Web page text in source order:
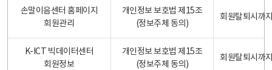
손말이음센터 홈페이지
회원관리
개인정보 보호법 제15조
(정보주체 동의)
회원탈퇴시까
K-ICT 빅데이터센터
회원정보
개인정보 보호법 제15조
(정보주체 동의)
회원탈퇴시까